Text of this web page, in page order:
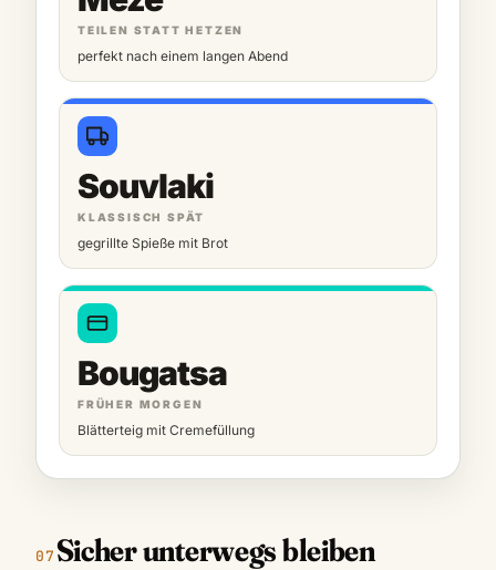
TEILEN STATT HETZEN
perfekt nach einem langen Abend
Souvlaki
KLASSISCH SPÄT
gegrillte Spieße mit Brot
Bougatsa
FRÜHER MORGEN
Blätterteig mit Cremefüllung
Sicher unterwegs bleiben